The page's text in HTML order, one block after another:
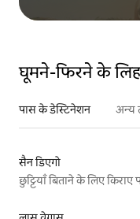
घूमने-फिरने के
पास के डेस्टिनेशन अन्य
सैन डिएगो